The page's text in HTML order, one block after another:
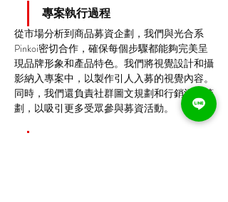
專案執行過程
從市場分析到商品募資企劃，我們與光合系
Pinkoi密切合作，確保每個步驟都能夠完美呈
現品牌形象和產品特色。我們將視覺設計和攝
影納入專案中，以製作引人入募的視覺內容。
同時，我們還負責社群圖文規劃和行銷活動策
劃，以吸引更多受眾參與募資活動。